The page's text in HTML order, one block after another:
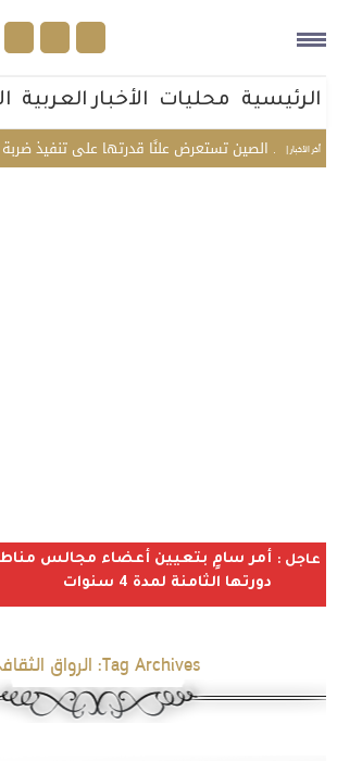
الرئيسية محليات الأخبار العربية
أخر الأخبار |
مرة.. الصين تستعرض علنًا قدرتها على تنفيذ ضربة
عاجل : أمر سامٍ بتعيين أعضاء مجالس
دورتها الثامنة لمدة 4 سنوات
Tag Archives: الرواق